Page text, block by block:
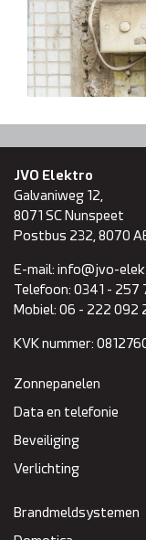
JVO Elektro
Galvaniweg 12,
8071 SCNunspeet
Postbus 232, 8070
E-mail: info@jvo-
Telefoon: 0341 - 257
Mobiel: 06 - 222 092
KVK nummer:
Zonnepanelen
Data en telefonie
Beveiliging
Verlichting
Brandmeldsystemen